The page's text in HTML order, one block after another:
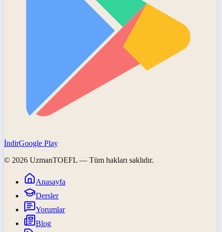
İndirGoogle Play
© 2026 UzmanTOEFL — Tüm hakları saklıdır.
Anasayfa
Dersler
Yorumlar
Blog